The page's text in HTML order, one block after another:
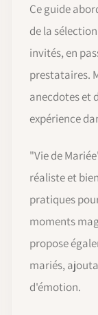
Ce guide
de la
invités, en
prestataires.
anecdotes et
expérience
"Vie de
réaliste et
pratiques
moments
propose
mariés,
d'émotion.